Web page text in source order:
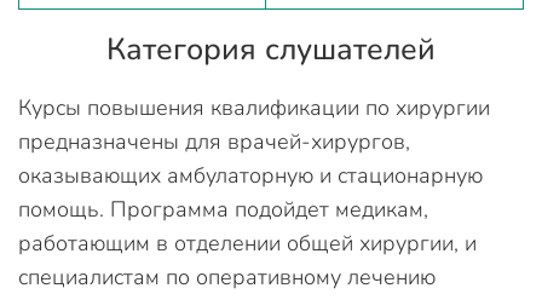
Категория слушателей
Курсы повышения квалификации по хирургии
предназначены для врачей-хирургов,
оказывающих амбулаторную и стационарную
помощь. Программа подойдет медикам,
работающим в отделении общей хирургии, и
специалистам по оперативному лечению